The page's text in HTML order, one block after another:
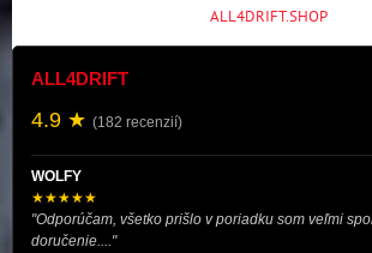
ALL4DRIFT.SHOP
ALL4DRIFT
4.9 ★ (182 recenzií)
WOLFY
★★★★★
"Odporúčam, všetko prišlo v poriadku som veľmi
doručenie...."